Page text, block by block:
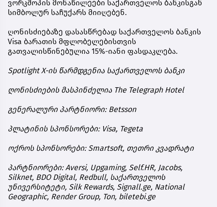
ვორკშოპის მონაწილეები საქართველოს ბანკისგან
სიმბოლურ საჩუქარს მიიღებენ.
ღონისძიებაზე დასასწრებად საქართველოს ბანკის
Visa ბარათის მფლობელებისთვის
გათვალისწინებულია 15%-იანი ფასდაკლება.
Spotlight X-ის წარმდგენია საქართველოს ბანკი
ღონისძიების მასპინძელია The Telegraph Hotel
გენერალური პარტნიორი: Betsson
პლატინის სპონსორები: Visa, Tegeta
ოქროს სპონსორები: Smartsoft, თეთრი კვადრატი
პარტნიორები: Aversi, Upgaming, Self.HR, Jacobs,
Silknet, BDO Digital, Redbull, საქართველოს
უნივერსიტეტი, Silk Rewards, Signall.ge, National
Geographic, Render Group, Ton, biletebi.ge